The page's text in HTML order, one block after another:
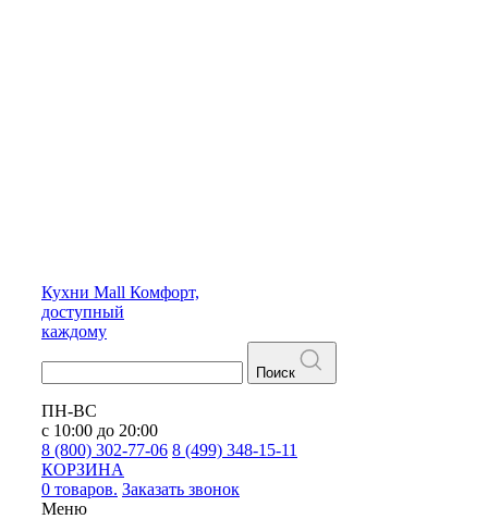
Кухни Mall Комфорт,
доступный
каждому
Поиск
ПН-ВС
с 10:00 до 20:00
8 (800) 302-77-06 8 (499) 348-15-11
КОРЗИНА
0 товаров. Заказать звонок
Меню